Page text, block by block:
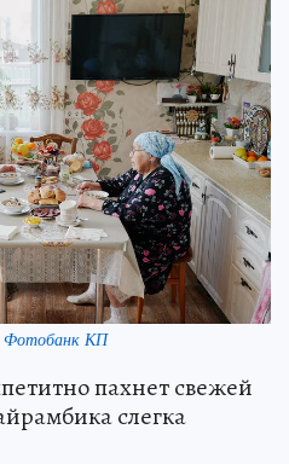
Фотобанк КП
пахнет свежей
слегка